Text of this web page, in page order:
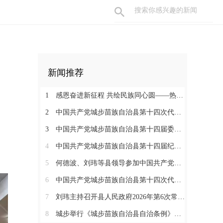
新闻推荐
1 感恩奋进新征程 共绘民族同心圆——热烈庆祝城步苗族自治县成立70周年
2 中国共产党城步苗族自治县第十四次代表大会胜利闭幕
3 中国共产党城步苗族自治县第十四届委员会举行第一次全体会议
4 中国共产党城步苗族自治县第十四届纪律检查委员会召开第一次全体会议
5 何德波、刘玮等县领导参加中国共产党城步苗族自治县第十四次代表大会代表团讨论
6 中国共产党城步苗族自治县第十四次代表大会开幕
7 刘玮主持召开县人民政府2026年第6次常务会议
8 城步举行《城步苗族自治县自治条例》颁布实施启动仪式